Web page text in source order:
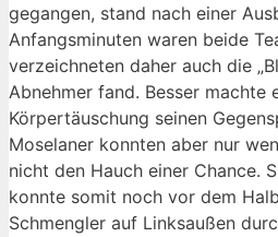
gegangen, stand nach einer
Anfangsminuten waren beide
verzeichneten daher auch die
Abnehmer fand. Besser
Körpertäuschung seinen
Moselaner konnten aber nur
nicht den Hauch einer Chance.
konnte somit noch vor dem
Schmengler auf Linksaußen